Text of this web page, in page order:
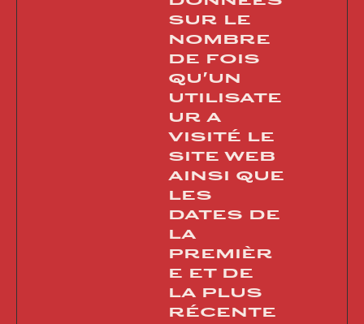
sur le
nombre
de fois
qu'un
utilisate
ur a
visité le
site web
ainsi que
les
dates de
la
premièr
e et de
la plus
récente